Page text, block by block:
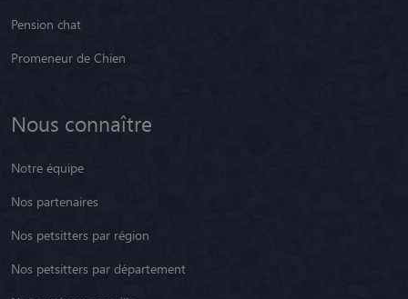
Pension chat
Promeneur de Chien
Nous connaître
Notre équipe
Nos partenaires
Nos petsitters par région
Nos petsitters par département